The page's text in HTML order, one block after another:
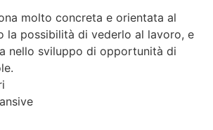
molto concreta e orientata al
la possibilità di vederlo al lavoro, e
nello sviluppo di opportunità di